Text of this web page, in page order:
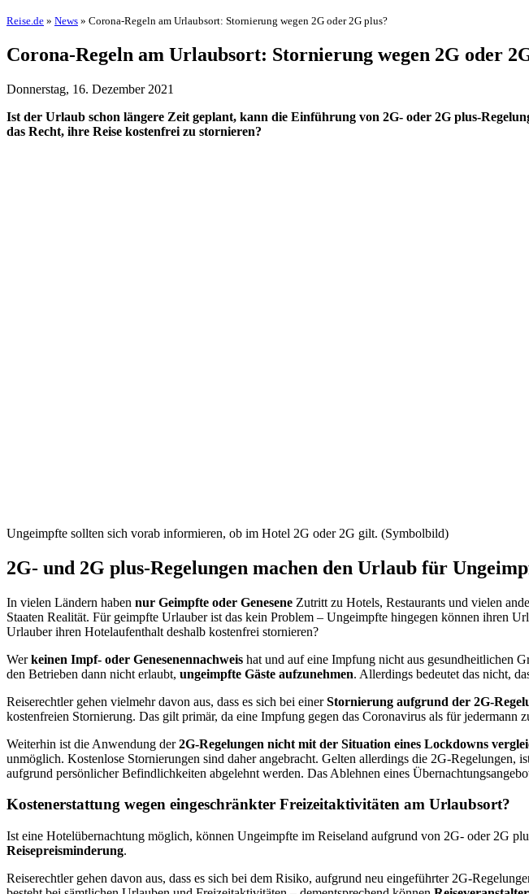
Reise.de » News » Corona-Regeln am Urlaubsort: Stornierung wegen 2G oder 2G plus?
Corona-Regeln am Urlaubsort: Stornierung wegen 2G oder
Donnerstag, 16. Dezember 2021
Ist der Urlaub schon längere Zeit geplant, kann die Einführung von 2G- oder 2G plus-
das Recht, ihre Reise kostenfrei zu stornieren?
Ungeimpfte sollten sich vorab informieren, ob im Hotel 2G oder 2G gilt. (Symbolbild)
2G- und 2G plus-Regelungen machen den Urlaub für
In vielen Ländern haben nur Geimpfte oder Genesene Zutritt zu Hotels, Restaurants und vielen
Staaten Realität. Für geimpfte Urlauber ist das kein Problem – Ungeimpfte hingegen können ihren
Urlauber ihren Hotelaufenthalt deshalb kostenfrei stornieren?
Werkeinen Impf- oder Genesenennachweis hat und auf eine Impfung nicht aus gesundheitlichen
den Betrieben dann nicht erlaubt, ungeimpfte Gäste aufzunehmen. Allerdings bedeutet das nicht,
Reiserechtler gehen vielmehr davon aus, dass es sich bei einerStornierung aufgrund der 2G-
kostenfreien Stornierung. Das gilt primär, da eine Impfung gegen das Coronavirus als für jedermann
Weiterhin ist die Anwendung der2G-Regelungen nicht mit der Situation eines Lockdowns
unmöglich. Kostenlose Stornierungen sind daher angebracht. Gelten allerdings die 2G-Regelungen,
aufgrund persönlicher Befindlichkeiten abgelehnt werden. Das Ablehnen eines
Kostenerstattung wegen eingeschränkter Freizeitaktivitäten am Urlaubsort?
Ist eine Hotelübernachtung möglich, können Ungeimpfte im Reiseland aufgrund von 2G- oder 2G
Reisepreisminderung.
Reiserechtler gehen davon aus, dass es sich bei dem Risiko, aufgrund neu eingeführter 2G-